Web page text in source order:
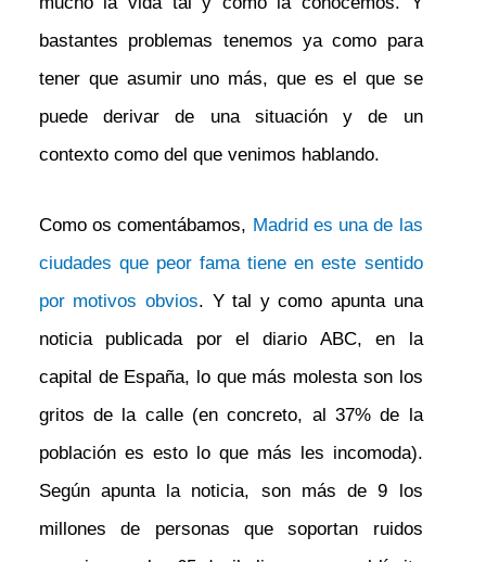
bastantes problemas tenemos ya como para
tener que asumir uno más, que es el que se
puede derivar de una situación y de un
contexto como del que venimos hablando.
Como os comentábamos, Madrid es una de las
ciudades que peor fama tiene en este sentido
por motivos obvios. Y tal y como apunta una
noticia publicada por el diario ABC, en la
capital de España, lo que más molesta son los
gritos de la calle (en concreto, al 37% de la
población es esto lo que más les incomoda).
Según apunta la noticia, son más de 9 los
millones de personas que soportan ruidos